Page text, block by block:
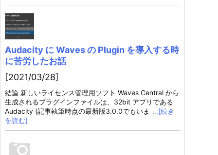
Audacity に Waves の Plugin を導入する時
に苦労したお話
[2021/03/28]
結論 新しいライセンス管理用ソフト Waves Central から
生成されるプラグインファイルは、32bit アプリである
Audacity (記事執筆時点の最新版3.0.0でもいま …[続き
を読む]